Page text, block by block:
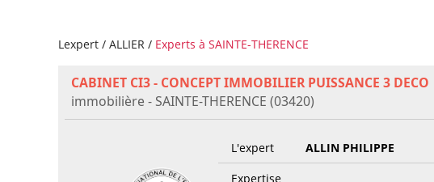
Lexpert / ALLIER / Experts à SAINTE-THERENCE
CABINET CI3 - CONCEPT IMMOBILIER PUISSANCE 3 DECO
immobilière - SAINTE-THERENCE (03420)
L'expert
ALLIN PHILIPPE
Expertise